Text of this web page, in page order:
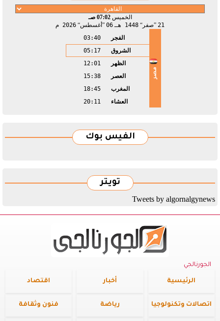
الخميس07:02 صـ
21 صفر 1448 هـ 06 أغسطس 2026 م
مصر
الفجر
03:40
الشروق
05:17
الظهر
12:01
العصر
15:38
المغرب
18:45
العشاء
20:11
الفيس بوك
تويتر
Tweets by algornalgynews
الجورنالجي
الرئيسية أخبار اقتصاد
اتصالات وتكنولوجيا رياضة فنون وثقافة